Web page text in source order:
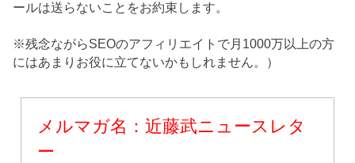
ールは送らないことをお約束します。
※残念ながらSEOのアフィリエイトで月1000万以上の方
にはあまりお役に立てないかもしれません。）
メルマガ名：近藤武ニュースレタ
ー